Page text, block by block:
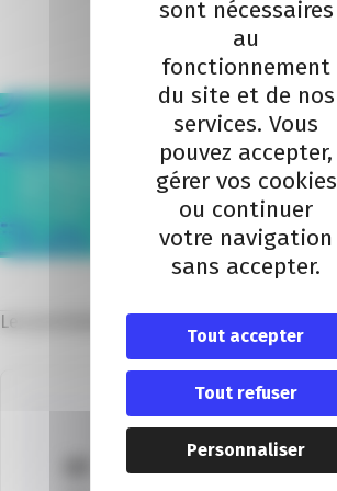
Les prochains évènements
sont nécessaires
au
fonctionnement
du site et de nos
services. Vous
pouvez accepter,
gérer vos cookies
ou continuer
votre navigation
sans accepter.
Tout accepter
Tout refuser
Personnaliser